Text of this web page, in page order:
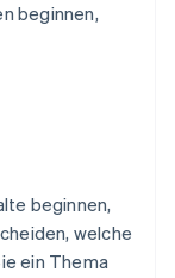
beginnen,
beginnen,
welche
ein Thema